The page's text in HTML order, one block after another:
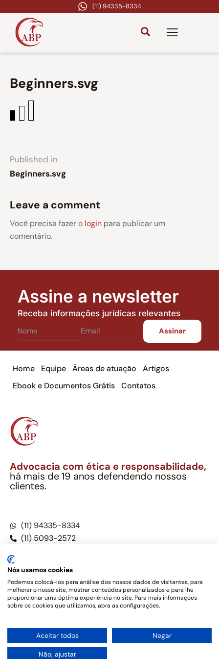
(11) 94335-8334
Beginners.svg
Published in
Beginners.svg
Leave a comment
Você precisa fazer o login para publicar um
comentário.
Assine a newsletter
Receba informações jurídicas relevantes
Home Equipe Áreas de atuação
Artigos
Ebook e Documentos Grátis
Contatos
Advocacia com ética e responsabilidade,
há mais de 19 anos defendendo nossos
clientes.
(11) 94335-8334
(11) 5093-2572
Este site não é um produto Meta Platforms, Inc., Google LLC,
tampouco oferece serviços públicos oficiais. Somos um
o Código de Ética e Disciplina da OAB do Brasil – Alexandre
Berthe Pinto Soc. de Adv, OAB/SP nº 22477 –Política de
Privacidade e Termos de uso
Nós usamos cookies
Podemos colocá-los para análise dos nossos dados de visitantes, para
melhorar o nosso site, mostrar conteúdos personalizados e para lhe
proporcionar uma óptima experiência no site. Para mais informações
sobre os cookies que utilizamos, abra as configurações.
Aceitar todos Negar
Não, ajustar